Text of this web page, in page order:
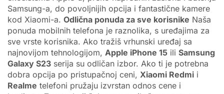
Samsung-a, do povoljnijih opcija i fantastične kamere
kod Xiaomi-a. Odlična ponuda za sve korisnike Naša
ponuda mobilnih telefona je raznolika, s uređajima za
sve vrste korisnika. Ako tražiš vrhunski uređaj sa
najnovijom tehnologijom, Apple iPhone 15 ili Samsung
Galaxy S23 serija su odličan izbor. Ako ti je potrebna
dobra opcija po pristupačnoj ceni, Xiaomi Redmi i
Realme telefoni pružaju izvrstan odnos cene i